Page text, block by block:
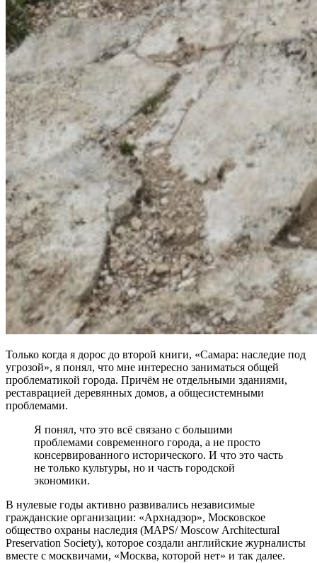
Только когда я дорос до второй книги, «Самара: наследие под
угрозой», я понял, что мне интересно заниматься общей
проблематикой города. Причём не отдельными зданиями,
реставрацией деревянных домов, а общесистемными
проблемами.
Я понял, что это всё связано с большими
проблемами современного города, а не просто
консервированного исторического. И что это часть
не только культуры, но и часть городской
экономики.
В нулевые годы активно развивались независимые
гражданские организации: «Архнадзор», Московское
общество охраны наследия (MAPS/ Moscow Architectural
Preservation Society), которое создали английские журналисты
вместе с москвичами, «Москва, которой нет» и так далее.